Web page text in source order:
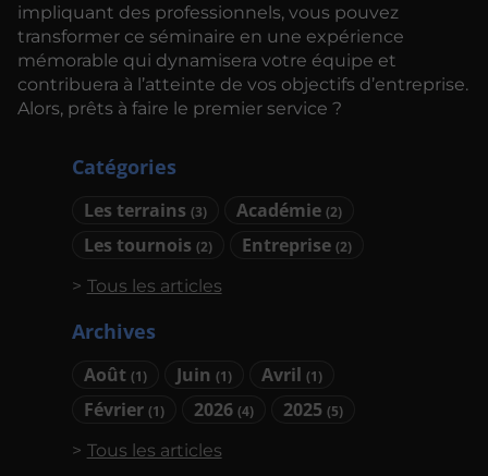
Catégories
Les terrains (3) Académie(2)
Les tournois (2) Entreprise(2)
Tous les articles
Archives
Août (1) Juin(1) Avril(1)
Février (1) 2026(4) 2025(5)
Tous les articles
impliquant des professionnels, vous pouvez
transformer ce séminaire en une expérience
mémorable qui dynamisera votre équipe et
contribuera à l’atteinte de vos objectifs d’entreprise.
Alors, prêts à faire le premier service ?